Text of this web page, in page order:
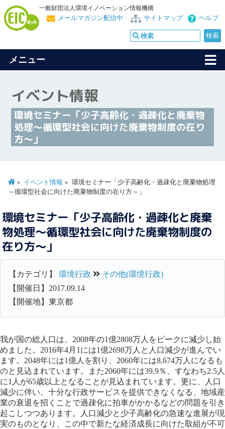
一般財団法人環境イノベーション情報機構
ヘルプ
サイトマップ
メールマガジン配信中
メニュー
イベント情報
環境セミナー「少子高齢化・過疎化と廃棄物
処理～循環型社会に向けた廃棄物制度の在り
方～」
イベント情報
環境セミナー「少子高齢化・過疎化と廃棄物処理
～循環型社会に向けた廃棄物制度の在り方～」
環境セミナー「少子高齢化・過疎化と廃棄
物処理～循環型社会に向けた廃棄物制度の
在り方～」
【カテゴリ】 環境行政
その他(環境行政)
【開催日】2017.09.14
【開催地】東京都
我が国の総人口は、2008年の1億2808万人をピークに減少し始
めました。2016年4月1には1億2698万人と人口減少が進んでい
ます。2048年には1億人を割り、2060年には8,674万人になるも
のと見込まれています。また2060年には39.9％、すなわち2.5人
に1人が65歳以上となることが見込まれています。更に、人口
減少に伴い、十分な行政サービスを提供できなくなる、地域産
業の衰退を招くことで過疎化に拍車がかかるなどの問題を引き
起こしつつあります。人口減少と少子高齢化の急速な進展が現
実のものとなり、この中で新たな経済成長に向けた取組が不可